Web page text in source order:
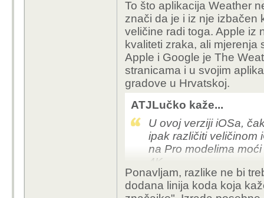
To što aplikacija Weather
znači da je i iz nje izbačen
veličine radi toga. Apple iz
kvaliteti zraka, ali
Apple i Google je The
stranicama i u svojim
gradove u Hrvatskoj.
ATJLučko kaže...
U ovoj verziji iOSa,
ipak različiti veličinom
na Pro modelima
4K.
Uvjeren sam da kada
skromne subjektivne
Ponavljam, razlike ne bi
dodana linija koda koja